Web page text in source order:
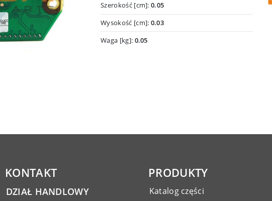
Szerokość [cm]:0.05
Wysokość [cm]: 0.03
Waga [kg]: 0.05
KONTAKT
DZIAŁ HANDLOWY
PRODUKTY
Katalog części